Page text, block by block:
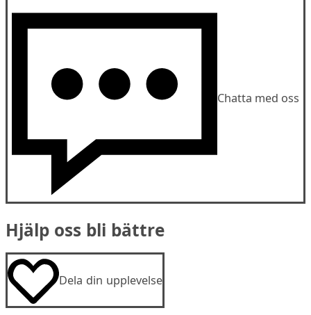
Chatta med oss
Hjälp oss bli bättre
Dela din upplevelse